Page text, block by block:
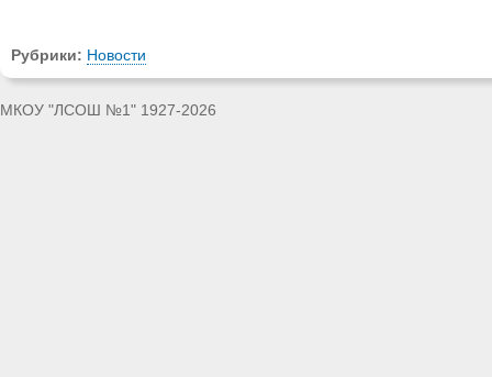
Рубрики: Новости
МКОУ "ЛСОШ №1" 1927-2026